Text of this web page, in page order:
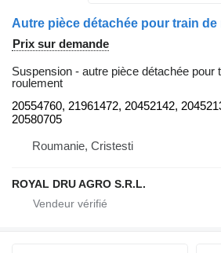
Prix sur demande
Suspension - autre pièce détachée pour
roulement
20554760, 21961472, 20452142,
20580705
Roumanie, Cristesti
ROYAL DRU AGRO S.R.L.